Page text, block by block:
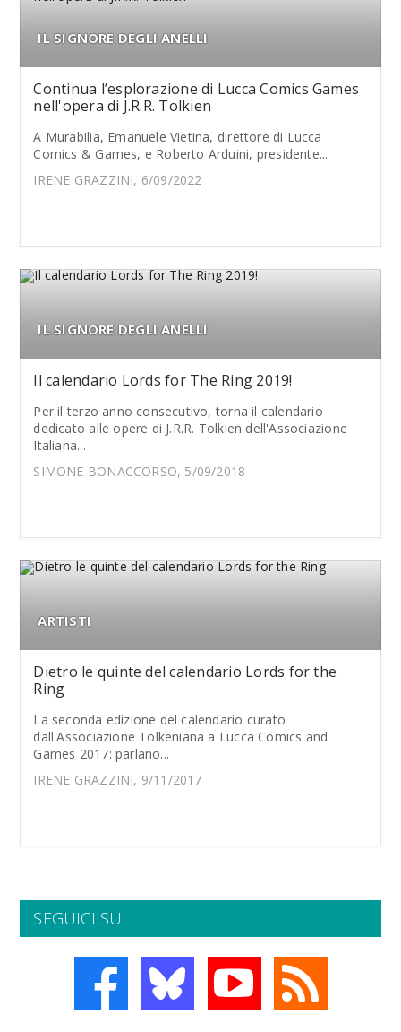
IL SIGNORE DEGLI ANELLI
Continua l’esplorazione di Lucca Comics Games
nell'opera di J.R.R. Tolkien
A Murabilia, Emanuele Vietina, direttore di Lucca
Comics & Games, e Roberto Arduini, presidente...
IRENE GRAZZINI, 6/09/2022
IL SIGNORE DEGLI ANELLI
Il calendario Lords for The Ring 2019!
Per il terzo anno consecutivo, torna il calendario
dedicato alle opere di J.R.R. Tolkien dell'Associazione
Italiana...
SIMONE BONACCORSO, 5/09/2018
ARTISTI
Dietro le quinte del calendario Lords for the
Ring
La seconda edizione del calendario curato
dall'Associazione Tolkeniana a Lucca Comics and
Games 2017: parlano...
IRENE GRAZZINI, 9/11/2017
SEGUICI SU